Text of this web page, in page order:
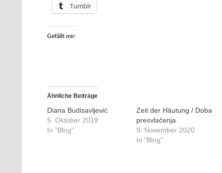
Tumblr
Gefällt mir:
Ähnliche Beiträge
Diana Budisavljević
5. Oktober 2019
In "Blog"
Zeit der Häutung / Doba
presvlačenja
9. November 2020
In "Blog"